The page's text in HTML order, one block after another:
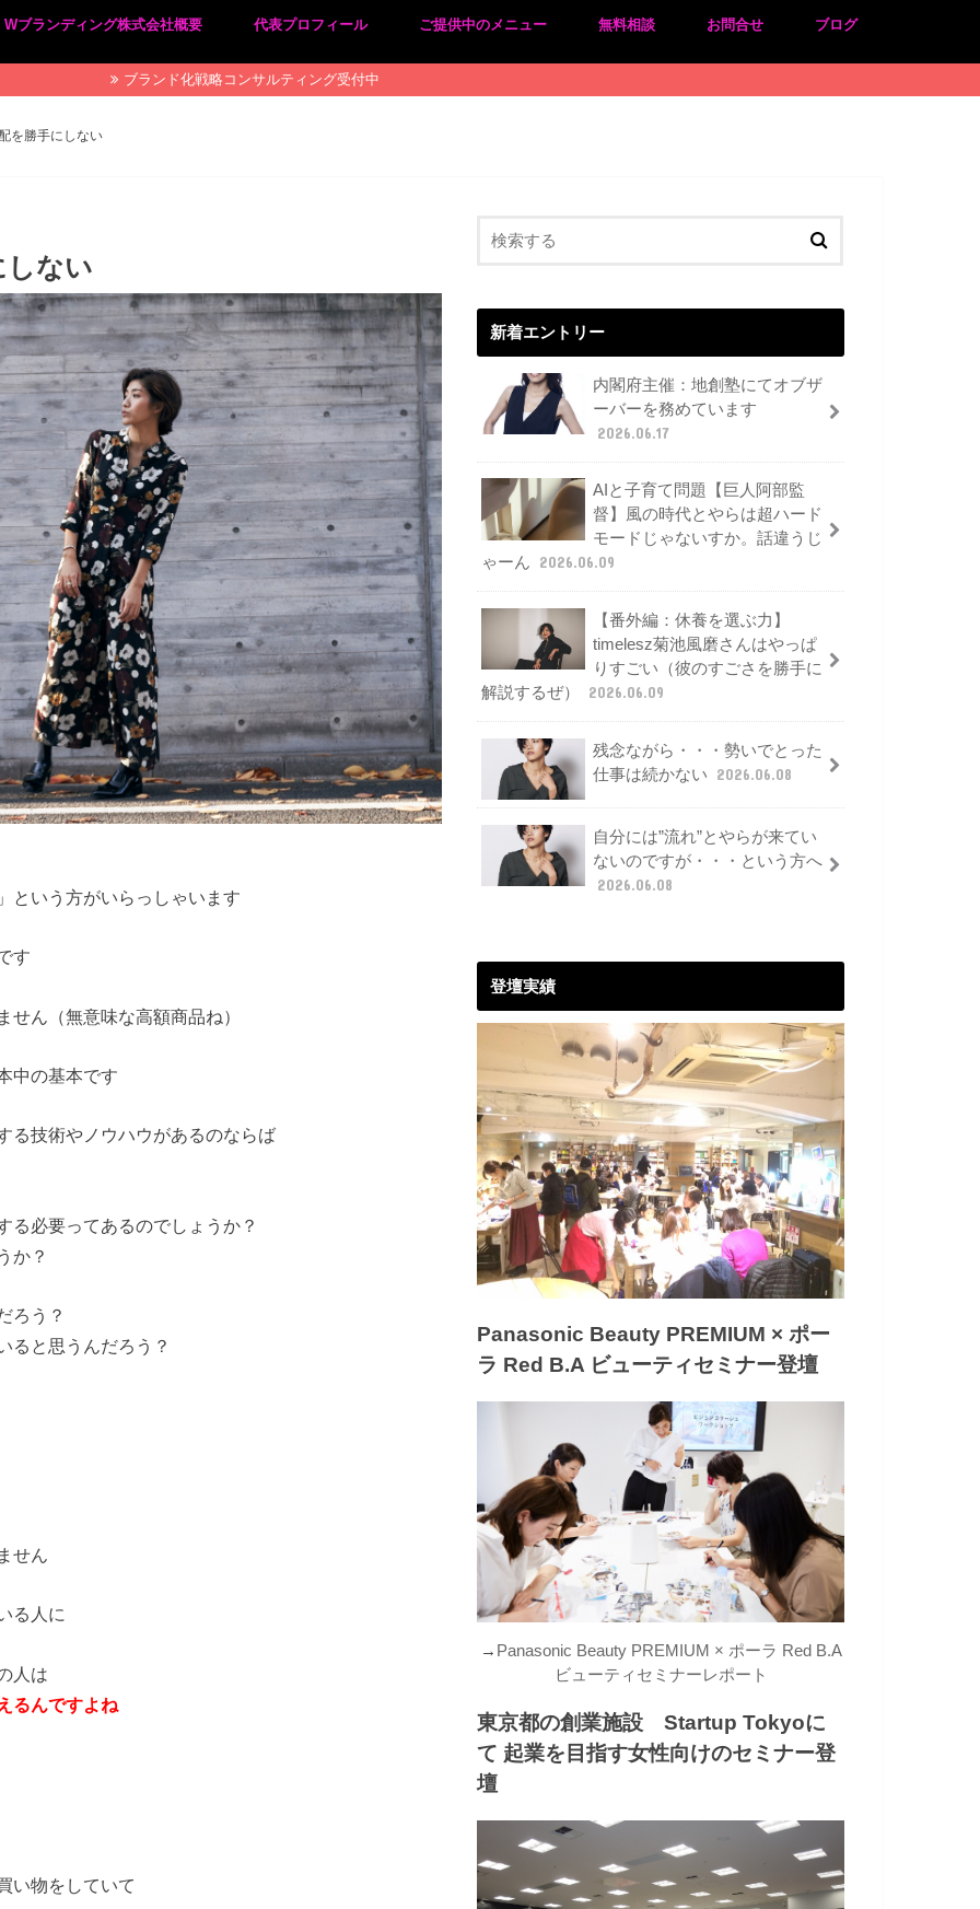
Wブランディング株式会社概要
ライバシーポリシー
定商取引法に基づく表記
代表プロフィール ご提供中のメニュー 無料相談 お問合せ ブログ
ブランド化戦略コンサルティング受付中
を勝手にしない
しない
という方がいらっしゃいます
す
ん（無意味な高額商品ね）
中の基本です
る技術やノウハウがあるのならば
る必要ってあるのでしょうか？
か？
ろう？
ると思うんだろう？
せん
る人に
人は
るんですよね
い物をしていて
新着エントリー
内閣府主催：地創塾にてオブザ
ーバーを務めています
2026.06.17
AIと子育て問題【巨人阿部監
督】風の時代とやらは超ハード
モードじゃないすか。話違うじ
ゃーん
2026.06.09
【番外編：休養を選ぶ力】
timelesz菊池風磨さんはやっぱ
りすごい（彼のすごさを勝手に
解説するぜ）
2026.06.09
残念ながら・・・勢いでとった
仕事は続かない
2026.06.08
自分には”流れ”とやらが来てい
ないのですが・・・という方へ
2026.06.08
登壇実績
Panasonic Beauty PREMIUM × ポー
ラ Red B.A ビューティセミナー登壇
→ Panasonic Beauty PREMIUM × ポーラ Red B.A
ビューティセミナーレポート
東京都の創業施設 Startup Tokyoに
て 起業を目指す女性向けのセミナー登
壇